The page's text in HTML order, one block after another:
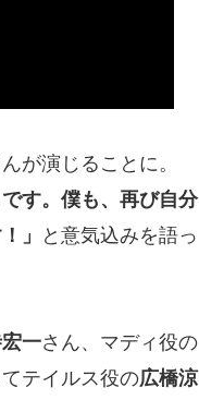
が演じることに。
す。僕も、再び自分
」 と意気込みを語っ
一さん、マディ役の
テイルス役の広橋涼